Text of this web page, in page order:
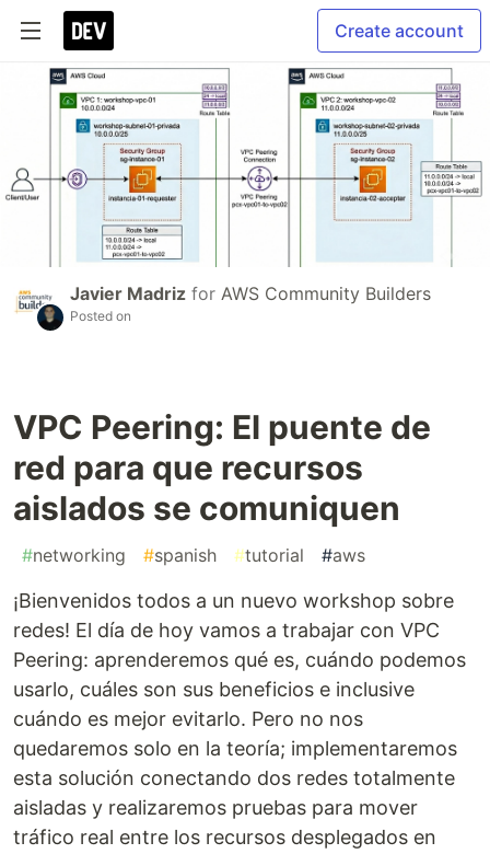
Create account
Javier Madriz for AWS Community Builders
Posted on
VPC Peering: El puente de
red para que recursos
aislados se comuniquen
#networking #spanish #tutorial #aws
¡Bienvenidos todos a un nuevo workshop sobre
redes! El día de hoy vamos a trabajar con VPC
Peering: aprenderemos qué es, cuándo podemos
usarlo, cuáles son sus beneficios e inclusive
cuándo es mejor evitarlo. Pero no nos
quedaremos solo en la teoría; implementaremos
esta solución conectando dos redes totalmente
aisladas y realizaremos pruebas para mover
tráfico real entre los recursos desplegados en